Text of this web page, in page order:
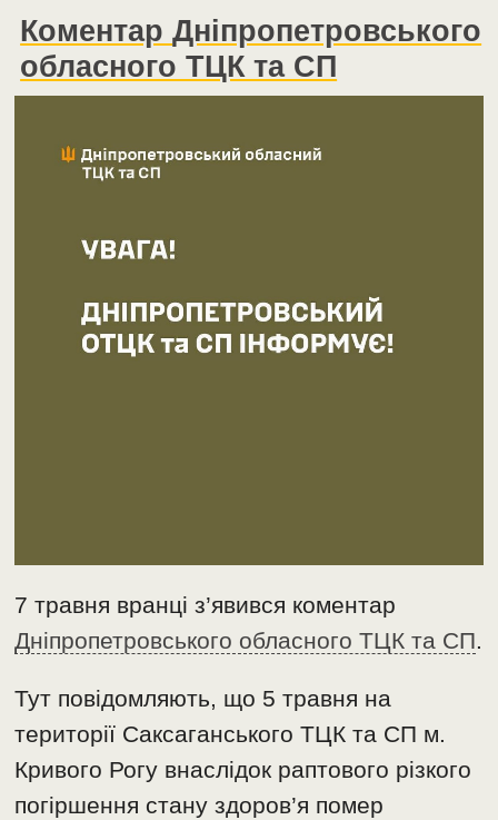
КоментарДніпропетровського
обласного ТЦК та СП
7 травня вранці з’явився коментар
Дніпропетровського обласного ТЦК та СП.
Тут повідомляють, що 5 травня на
території Саксаганського ТЦК та СП м.
Кривого Рогу внаслідок раптового різкого
погіршення стану здоров’я помер